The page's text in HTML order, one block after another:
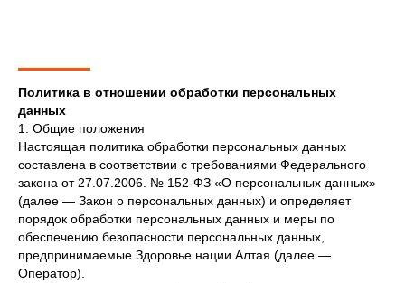
Политика в отношении обработки персональных
данных
1. Общие положения
Настоящая политика обработки персональных данных
составлена в соответствии с требованиями Федерального
закона от 27.07.2006. № 152-ФЗ «О персональных данных»
(далее — Закон о персональных данных) и определяет
порядок обработки персональных данных и меры по
обеспечению безопасности персональных данных,
предпринимаемые Здоровье нации Алтая (далее —
Оператор).